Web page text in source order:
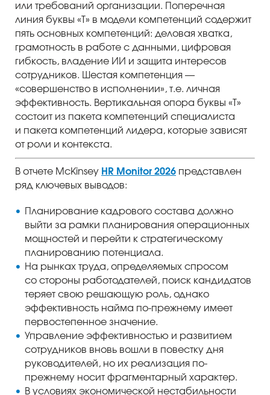
или требований организации. Поперечная
линия буквы «Т» в модели компетенций содержит
пять основных компетенций: деловая хватка,
грамотность в работе с данными, цифровая
гибкость, владение ИИ и защита интересов
сотрудников. Шестая компетенция —
«совершенство в исполнении», т.е. личная
эффективность. Вертикальная опора буквы «Т»
состоит из пакета компетенций специалиста
и пакета компетенций лидера, которые зависят
от роли и контекста.
В отчете McKinsey HR Monitor 2026 представлен
ряд ключевых выводов:
Планирование кадрового состава должно
выйти за рамки планирования операционных
мощностей и перейти к стратегическому
планированию потенциала.
На рынках труда, определяемых спросом
со стороны работодателей, поиск кандидатов
теряет свою решающую роль, однако
эффективность найма по-прежнему имеет
первостепенное значение.
Управление эффективностью и развитием
сотрудников вновь вошли в повестку дня
руководителей, но их реализация по-
прежнему носит фрагментарный характер.
В условиях экономической нестабильности